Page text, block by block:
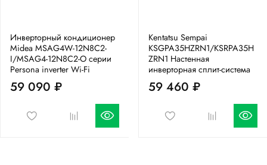
Инверторный кондиционер
Midea MSAG4W-12N8C2-
I/MSAG4-12N8C2-O серии
Persona inverter Wi-Fi
59 090 ₽
Kentatsu Sempai
KSGPA35HZRN1/KSRPA35H
ZRN1 Настенная
инверторная сплит-система
59 460 ₽